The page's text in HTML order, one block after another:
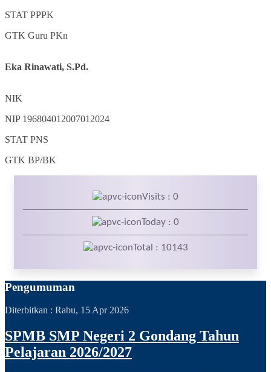
STAT PPPK
GTK Guru PKn
Eka Rinawati, S.Pd.
NIK
NIP 196804012007012024
STAT PNS
GTK BP/BK
Visits : 0
Today : 0
Total : 10143
Pengumuman
Diterbitkan : Rabu, 15 Apr 2026
SPMB SMP Negeri 2 Gondang Tahun
Pelajaran 2026/2027